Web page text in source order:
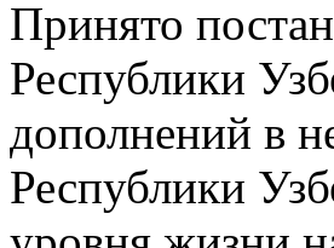
Принято
Республики
дополнений в
Республики